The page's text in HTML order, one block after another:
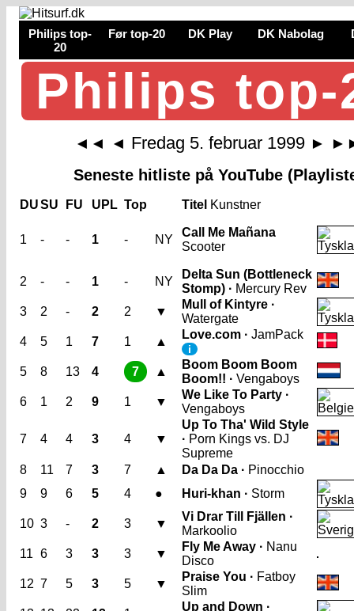
Philips top-
20
Før top-20 DK Play DK Nabolag
Philips top-
◄◄ ◄ Fredag 5. februar 1999 ►
Seneste hitliste på YouTube
DUSU FU UPL Top Titel Kunstner
1 - - 1 - NY
Call Me Mañana
Scooter
2 - - 1 - NY
Delta Sun (Bottleneck
Stomp) · Mercury Rev
3
2 - 2 2 ▼
Mull of Kintyre ·
Watergate
4
5 1 7 1 ▲
Love.com · JamPack
i
5 8 13 4 7 ▲
Boom Boom Boom
Boom!! · Vengaboys
6
1 2 9 1 ▼
We Like To Party ·
Vengaboys
7 4 4 3 4 ▼
Up To Tha' Wild Style
· Porn Kings vs. DJ
Supreme
8
11 7 3 7 ▲ Da Da Da · Pinocchio
9
9 6 5 4 ● Huri-khan · Storm
10 3 - 2 3 ▼
Vi Drar Till Fjällen ·
Markoolio
11 6 3 3 3 ▼
Fly Me Away · Nanu
Disco
12 7 5 3 5 ▼
Praise You · Fatboy
Slim
Up and Down ·